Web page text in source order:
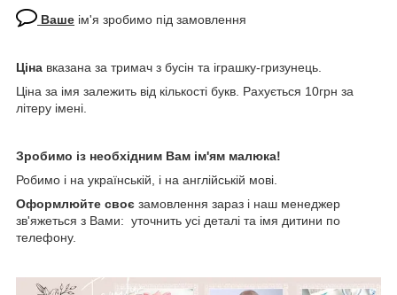
Ваше ім'я зробимо під замовлення
Ціна вказана за тримач з бусін та іграшку-гризунець.
Ціна за імя залежить від кількості букв. Рахується 10грн за
літеру імені.
Зробимо із необхідним Вам ім'ям малюка!
Робимо і на українській, і на англійській мові.
Оформлюйте своє замовлення зараз і наш менеджер
зв'яжеться з Вами: уточнить усі деталі та імя дитини по
телефону.